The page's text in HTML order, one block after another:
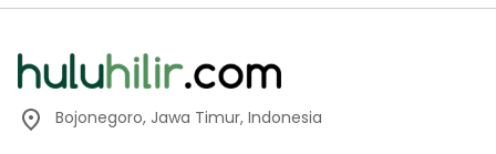
Bojonegoro, Jawa Timur, Indonesia